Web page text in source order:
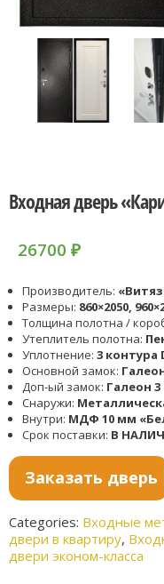
Входная дверь
26700 ₽
Производитель:
Размеры: 860×2050,
Толщина полотна /
Утеплитель полотна:
Уплотнение: 3 контура
Основной замок:
Доп-ый замок: Галеон
Снаружи:
Внутри: МДФ 10 мм
Срок поставки: В
Заказать дверь
Categories: Входные
двери в квартиру,
двери эконом-класса